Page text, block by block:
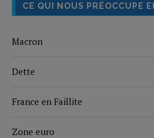
CE QUI NOUS PRÉOCCUPE
Macron
Dette
France en Faillite
Zone euro